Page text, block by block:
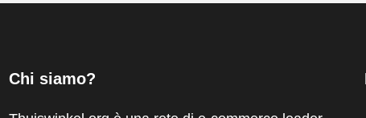
Chi siamo?